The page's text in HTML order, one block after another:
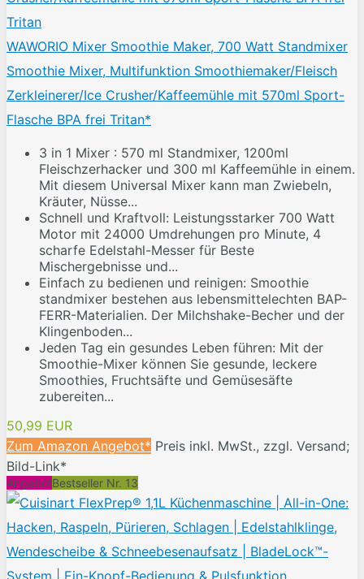
WAWORIO Mixer Smoothie Maker, 700 Watt Standmixer
Smoothie Mixer, Multifunktion Smoothiemaker/Fleisch
Zerkleinerer/Ice Crusher/Kaffeemühle mit 570ml Sport-
Flasche BPA frei Tritan*
3 in 1 Mixer : 570 ml Standmixer, 1200ml
Fleischzerhacker und 300 ml Kaffeemühle in einem.
Mit diesem Universal Mixer kann man Zwiebeln,
Kräuter, Nüsse...
Schnell und Kraftvoll: Leistungsstarker 700 Watt
Motor mit 24000 Umdrehungen pro Minute, 4
scharfe Edelstahl-Messer für Beste
Mischergebnisse und...
Einfach zu bedienen und reinigen: Smoothie
standmixer bestehen aus lebensmittelechten BAP-
FERR-Materialien. Der Milchshake-Becher und der
Klingenboden...
Jeden Tag ein gesundes Leben führen: Mit der
Smoothie-Mixer können Sie gesunde, leckere
Smoothies, Fruchtsäfte und Gemüsesäfte
zubereiten...
50,99 EUR
Zum Amazon Angebot* Preis inkl. MwSt., zzgl. Versand;
Bild-Link*
AngebotBestseller Nr. 13